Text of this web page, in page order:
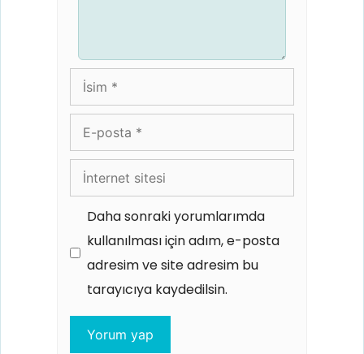
İsim
posta
İnternet
sitesi
Daha sonraki yorumlarımda
kullanılması için adım, e-posta
adresim ve site adresim bu
tarayıcıya kaydedilsin.